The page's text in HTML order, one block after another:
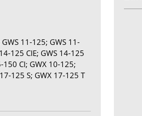
11-125; GWS 11-
125 CIE; GWS 14-125
150 CI; GWX 10-125;
125 S; GWX 17-125 T